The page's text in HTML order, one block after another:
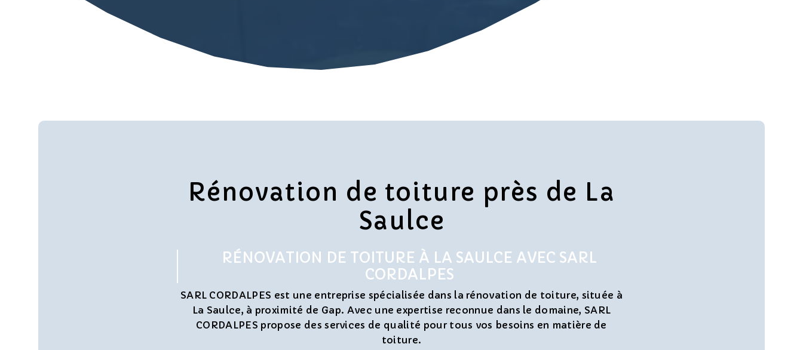
Rénovation de toiture près de La
Saulce
RÉNOVATION DE TOITURE À LA SAULCE AVEC SARL
CORDALPES
SARL CORDALPES est une entreprise spécialisée dans la rénovation de toiture, située à
La Saulce, à proximité de Gap. Avec une expertise reconnue dans le domaine, SARL
CORDALPES propose des services de qualité pour tous vos besoins en matière de
toiture.